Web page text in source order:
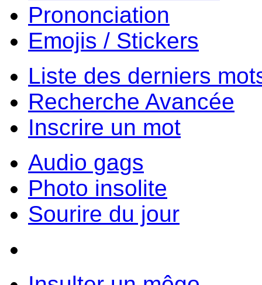
Prononciation
Emojis / Stickers
Liste des derniers
Recherche Avancée
Inscrire un mot
Audio gags
Photo insolite
Sourire du jour